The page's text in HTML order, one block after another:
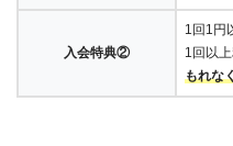
入会特典②
1回1円
1回以
もれな